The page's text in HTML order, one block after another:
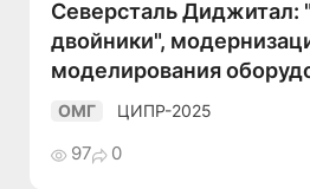
Северсталь
двойники",
моделирования
ОМГ ЦИПР-2025
97 0